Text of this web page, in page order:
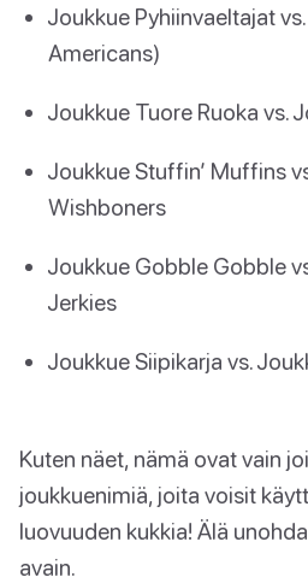
Joukkue Pyhiinvaeltajat
Americans)
Joukkue Tuore Ruoka vs.
Joukkue Stuffin’ Muffins
Wishboners
Joukkue Gobble Gobble
Jerkies
Joukkue Siipikarja vs.
Kuten näet, nämä ovat vain
joukkuenimiä, joita voisit
luovuuden kukkia! Älä
avain.